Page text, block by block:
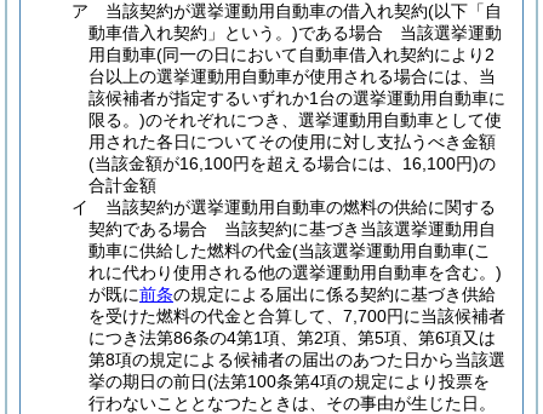
ア
当該契約が選挙運動用自動車の借入れ契約(以下「自
動車借入れ契約」という。)である場合 当該選挙運動
用自動車(同一の日において自動車借入れ契約により2
台以上の選挙運動用自動車が使用される場合には、当
該候補者が指定するいずれか1台の選挙運動用自動車に
限る。)のそれぞれにつき、選挙運動用自動車として使
用された各日についてその使用に対し支払うべき金額
(当該金額が16,100円を超える場合には、16,100円)の
合計金額
イ
当該契約が選挙運動用自動車の燃料の供給に関する
契約である場合 当該契約に基づき当該選挙運動用自
動車に供給した燃料の代金(当該選挙運動用自動車(こ
れに代わり使用される他の選挙運動用自動車を含む。)
が既に前条の規定による届出に係る契約に基づき供給
を受けた燃料の代金と合算して、7,700円に当該候補者
につき法第86条の4第1項、第2項、第5項、第6項又は
第8項の規定による候補者の届出のあつた日から当該選
挙の期日の前日(法第100条第4項の規定により投票を
行わないこととなつたときは、その事由が生じた日。